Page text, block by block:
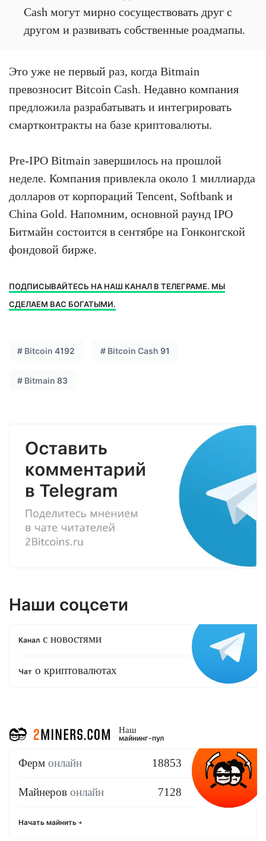
Cash могут мирно сосуществовать друг с
другом и развивать собственные роадмапы.
Это уже не первый раз, когда Bitmain
превозносит Bitcoin Cash. Недавно компания
предложила разрабатывать и интегрировать
смартконтракты на базе криптовалюты.
Pre-IPO Bitmain завершилось на прошлой
неделе. Компания привлекла около 1 миллиарда
долларов от корпораций Tencent, Softbank и
China Gold. Напомним, основной раунд IPO
Битмайн состоится в сентябре на Гонконгской
фондовой бирже.
ПОДПИСЫВАЙТЕСЬ НА НАШ КАНАЛ В ТЕЛЕГРАМЕ. МЫ
СДЕЛАЕМ ВАС БОГАТЫМИ.
# Bitcoin 4192 # Bitcoin Cash 91
# Bitmain 83
Наши соцсети
Канал с новостями
Чат о криптовалютах
Наш
майнинг-пул
Ферм онлайн 18853
Майнеров онлайн 7128
Начать майнить